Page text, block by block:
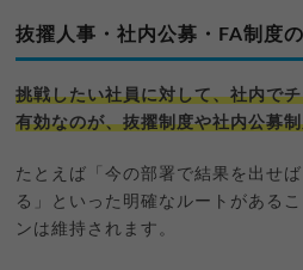
抜擢人事・社内公募・FA制度
挑戦したい社員に対して、社内で
有効なのが、抜擢制度や社内公募
たとえば「今の部署で結果を出せ
る」といった明確なルートがある
ンは維持されます。